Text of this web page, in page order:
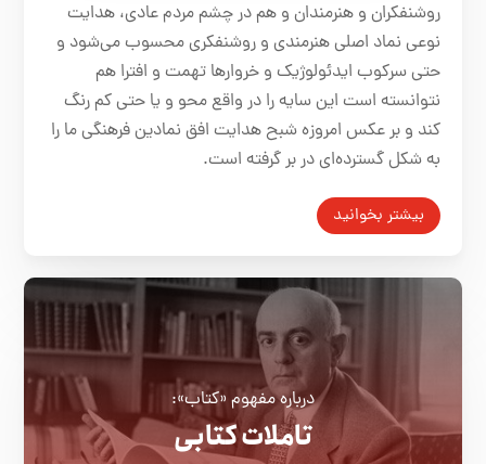
روشنفکران و هنرمندان و هم در چشم مردم عادی، هدایت
نوعی نماد اصلی هنرمندی و روشنفکری محسوب می‌شود و
حتی سرکوب ایدئولوژیک و خروارها تهمت و افترا هم
نتوانسته است این سایه را در واقع محو و یا حتی کم رنگ
کند و بر عکس امروزه شبح هدایت افق نمادین فرهنگی ما را
به شکل گسترده‌ای در بر گرفته است.
بیشتر بخوانید
درباره مفهوم «کتاب»:
تاملات ‌کتابی